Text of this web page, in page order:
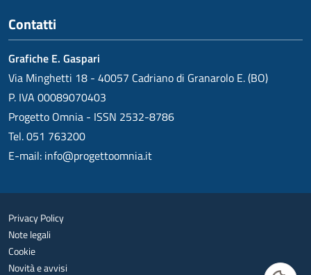
Contatti
Grafiche E. Gaspari
Via Minghetti 18 - 40057 Cadriano di Granarolo E. (BO)
P. IVA 00089070403
Progetto Omnia - ISSN 2532-8786
Tel. 051 763200
E-mail: info@progettoomnia.it
Privacy Policy
Note legali
Cookie
Novità e avvisi